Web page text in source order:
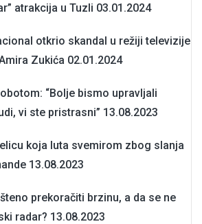
atrakcija u Tuzli 03.01.2024
otkrio skandal u režiji televizije
Zukića 02.01.2024
“Bolje bismo upravljali
vi ste pristrasni” 13.08.2023
koja luta svemirom zbog slanja
13.08.2023
prekoračiti brzinu, a da se ne
radar? 13.08.2023